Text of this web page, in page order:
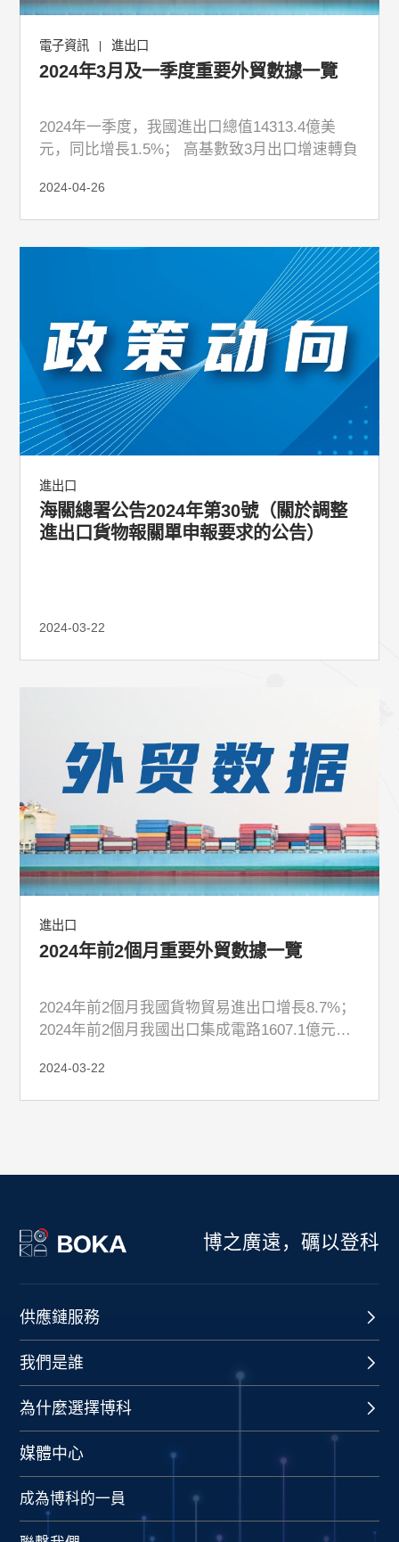
電子資訊 | 進出口
2024年3月及一季度重要外貿數據一覽
2024年一季度，我國進出口總值14313.4億美
元，同比增長1.5%； 高基數致3月出口增速轉負
2024-04-26
進出口
海關總署公告2024年第30號（關於調整
進出口貨物報關單申報要求的公告）
2024-03-22
進出口
2024年前2個月重要外貿數據一覽
2024年前2個月我國貨物貿易進出口增長8.7%；
2024年前2個月我國出口集成電路1607.1億元，
2024-03-22
博之廣遠，礪以登科
供應鏈服務
我們是誰
為什麼選擇博科
媒體中心
成為博科的一員